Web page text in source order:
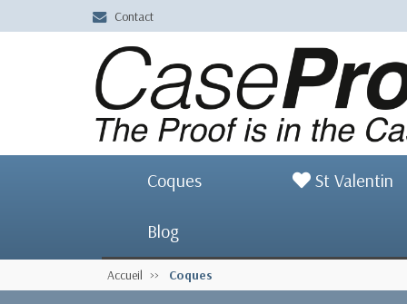
Contact
Coques St Valentin
Blog
Accueil Coques